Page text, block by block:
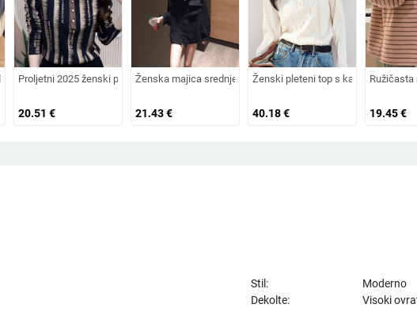
pozi
majica s dugim rukavima u američkom stilu, digitalni print s brojem 90, poderan rub,
Proljetni 2025 ženski polo majica s dugim rukavima, polo ovratnik, prugasti top –
20.51 €
Ženska majica srednje duljine, crna, lagana za proljeće i ljeto,
21.43€
Ženski pleteni top s kapuljačom i
40.18€
Ružičasta
19.45€
Stil:
Moderno
Dekolte: Visoki